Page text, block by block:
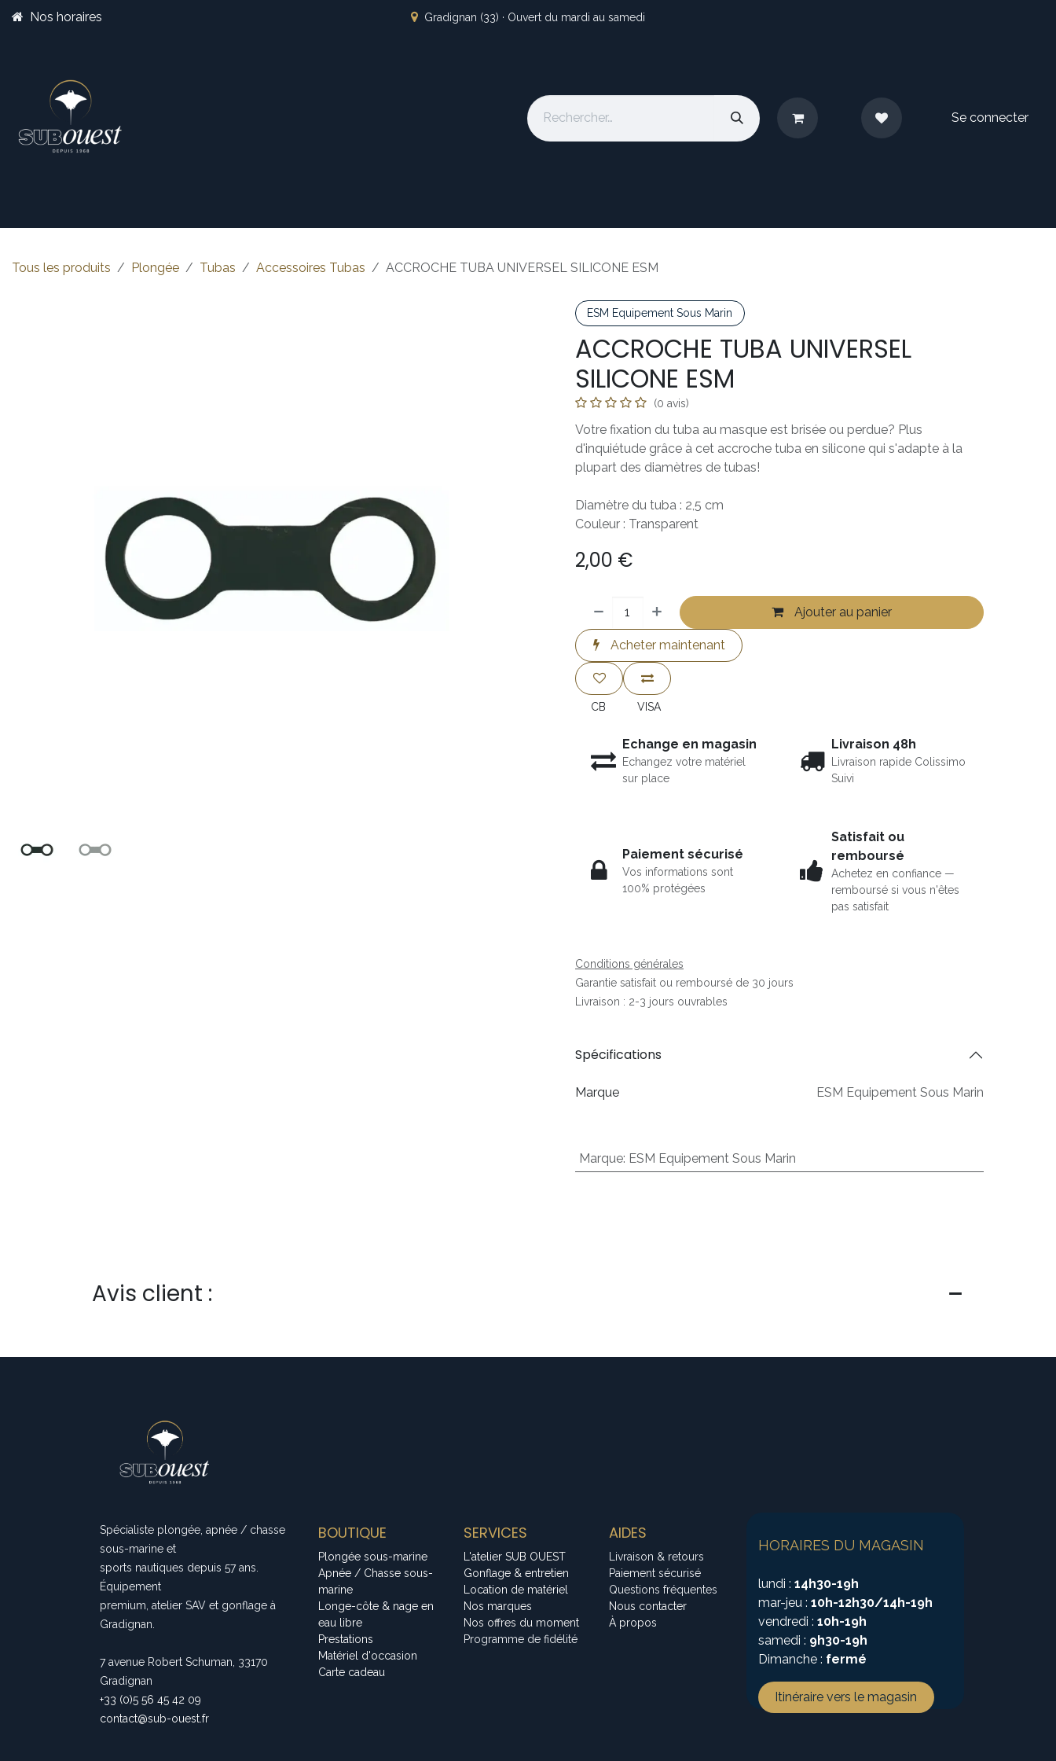
Se rendre au contenu
Nos horaires Gradignan (33) · Ouvert du mardi au samedi
Se connecter
Tous les produits Plongée Tubas Accessoires Tubas ACCROCHE TUBA UNIVERSEL SILICONE ESM
ESM Equipement Sous Marin
ACCROCHE TUBA UNIVERSEL
SILICONE ESM
(0 avis)
Votre fixation du tuba au masque est brisée ou perdue? Plus
d'inquiétude grâce à cet accroche tuba en silicone qui s'adapte à la
plupart des diamètres de tubas!
Diamètre du tuba : 2,5 cm
Couleur : Transparent
2,00 €
Ajouter au panier
Acheter maintenant
CB VISA
Echange en magasin
Echangez votre matériel
sur place
Livraison 48h
Livraison rapide Colissimo
Suivi
Paiement sécurisé
Vos informations sont
100% protégées
Satisfait ou
remboursé
Achetez en confiance —
remboursé si vous n'êtes
pas satisfait
Conditions générales
Garantie satisfait ou remboursé de 30 jours
Livraison : 2-3 jours ouvrables
Spécifications
Marque ESM Equipement Sous Marin
Marque: ESM Equipement Sous Marin
Avis client :
Spécialiste plongée, apnée / chasse
sous-marine et
sports nautiques depuis 57 ans.
Équipement
premium, atelier SAV et gonflage à
Gradignan.
7 avenue Robert Schuman, 33170
Gradignan
+33 (0)5 56 45 42 09
contact@sub-ouest.fr
BOUTIQUE
Plongée sous-marine
Apnée / Chasse sous-
marine
Longe-côte & nage en
eau libre
Prestations
Matériel d'occasion
Carte cadeau
SERVICES
L'atelier SUB OUEST
Gonflage & entretien
Location de matériel
Nos marques
Nos offres du moment
Programme de fidélité
AIDES
Livraison & retours
Paiement sécurisé
Questions fréquentes
Nous contacter
À propos
HORAIRES DU MAGASIN
lundi : 14h30-19h
mar-jeu : 10h-12h30/14h-19h
vendredi : 10h-19h
samedi : 9h30-19h
Dimanche : fermé
Itinéraire vers le magasin